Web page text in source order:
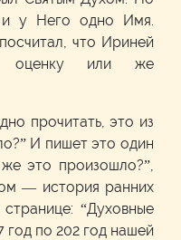
у Него одно Имя.
что Ириней
оценку или же
прочитать, это из
И пишет это один
это произошло?”,
— история ранних
“Духовные
год по 202 год нашей